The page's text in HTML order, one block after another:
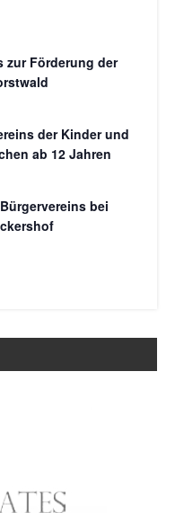
zur Förderung der
der Kinder und
ab 12 Jahren
bei